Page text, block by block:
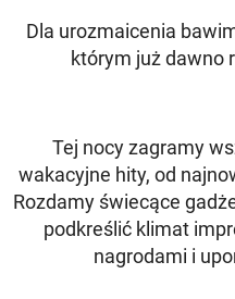
Dla urozmaicenia
którym już dawno
Tej nocy zagramy
wakacyjne hity, od
Rozdamy świecące
podkreślić klimat
nagrodami i